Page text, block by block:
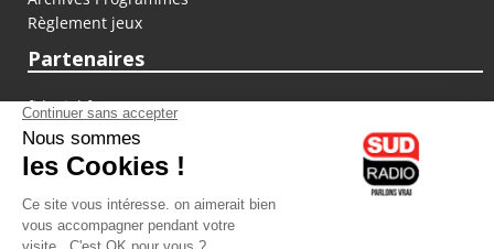
Règlement jeux
Partenaires
fiducial.fr
lyoncapitale.fr
olympique-et-lyonnais.com
L'application Iphone / Android